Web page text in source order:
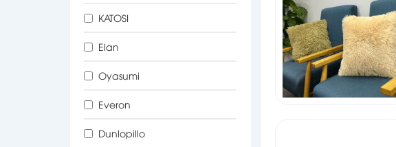
KATOSI
Elan
Oyasumi
Everon
Dunlopillo